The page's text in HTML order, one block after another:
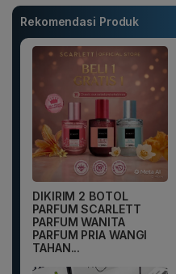
Rekomendasi Produk
DIKIRIM 2 BOTOL
PARFUM SCARLETT
PARFUM WANITA
PARFUM PRIA WANGI
TAHAN...